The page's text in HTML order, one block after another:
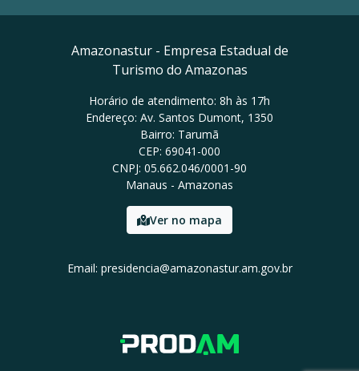
Amazonastur - Empresa Estadual de
Turismo do Amazonas
Horário de atendimento: 8h às 17h
Endereço: Av. Santos Dumont, 1350
Bairro: Tarumã
CEP: 69041-000
CNPJ: 05.662.046/0001-90
Manaus - Amazonas
Ver no mapa
Email: presidencia@amazonastur.am.gov.br